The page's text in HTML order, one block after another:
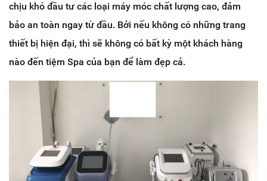
chịu khó đầu tư các loại máy móc chất lượng cao, đảm
bảo an toàn ngay từ đầu. Bởi nếu không có những trang
thiết bị hiện đại, thì sẽ không có bất kỳ một khách hàng
nào đến tiệm Spa của bạn để làm đẹp cả.